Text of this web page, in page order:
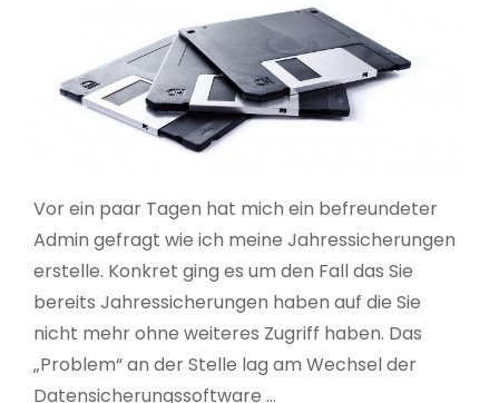
Vor ein paar Tagen hat mich ein befreundeter
Admin gefragt wie ich meine Jahressicherungen
erstelle. Konkret ging es um den Fall das Sie
bereits Jahressicherungen haben auf die Sie
nicht mehr ohne weiteres Zugriff haben. Das
„Problem“ an der Stelle lag am Wechsel der
Datensicherungssoftware …